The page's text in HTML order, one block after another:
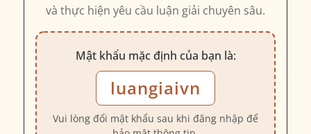
và thực hiện yêu cầu luận giải chuyên sâu.
Mật khẩu mặc định của bạn là:
luangiaivn
Vui lòng đổi mật khẩu sau khi đăng nhập để